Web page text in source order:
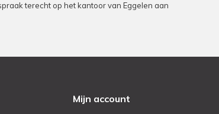
terecht op het kantoor van Eggelen aan
Mijn account